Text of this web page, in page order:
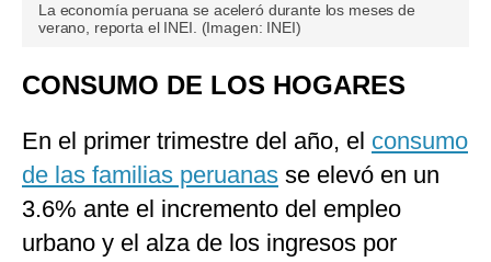
La economía peruana se aceleró durante los meses de
verano, reporta el INEI. (Imagen: INEI)
CONSUMO DE LOS HOGARES
En el primer trimestre del año, el consumo
de las familias peruanas se elevó en un
3.6% ante el incremento del empleo
urbano y el alza de los ingresos por